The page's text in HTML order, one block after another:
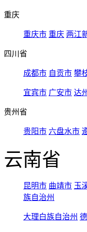
重庆
重庆市 重庆 两江
四川省
成都市 自贡市 攀
宜宾市 广安市 达
贵州省
贵阳市 六盘水市
云南省
昆明市 曲靖市 玉
族自治州
大理白族自治州